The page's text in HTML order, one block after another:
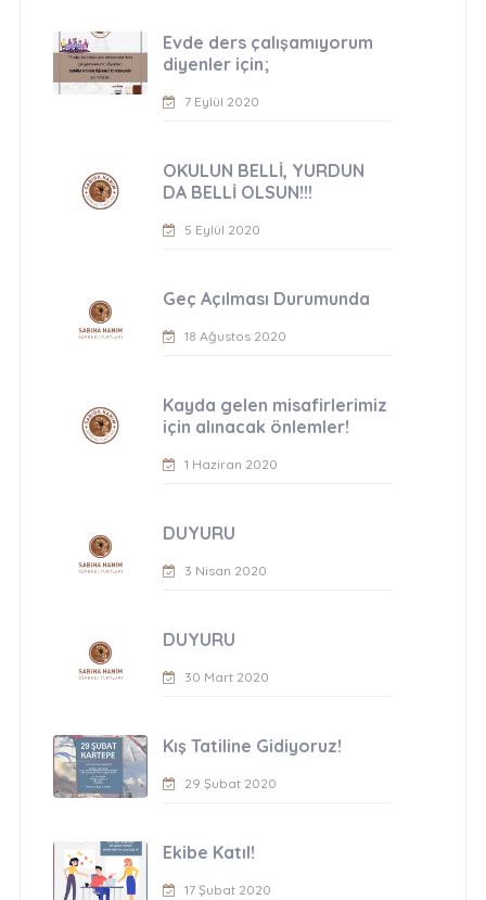
Evde ders çalışamıyorum
diyenler için;
7 Eylül 2020
OKULUN BELLİ, YURDUN
DA BELLİ OLSUN!!!
5 Eylül 2020
Geç Açılması Durumunda
18 Ağustos 2020
Kayda gelen misafirlerimiz
için alınacak önlemler!
1 Haziran 2020
DUYURU
3 Nisan 2020
DUYURU
30 Mart 2020
Kış Tatiline Gidiyoruz!
29 Şubat 2020
Ekibe Katıl!
17 Şubat 2020